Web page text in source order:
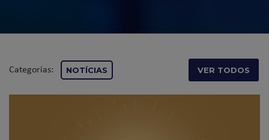
Categorias: NOTÍCIAS VER TODOS